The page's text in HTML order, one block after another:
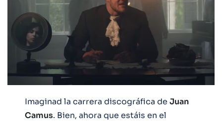
Imaginad la carrera discográfica de Juan
Camus. Bien, ahora que estáis en el